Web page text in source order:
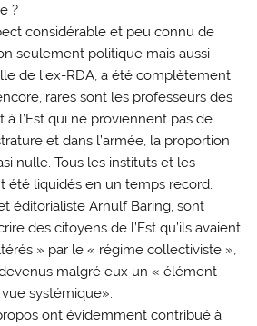
?
considérable et peu connu de
seulement politique mais aussi
de l’ex-RDA, a été complètement
rares sont les professeurs des
à l’Est qui ne proviennent pas de
et dans l’armée, la proportion
nulle. Tous les instituts et les
été liquidés en un temps record.
éditorialiste Arnulf Baring, sont
des citoyens de l’Est qu’ils avaient
» par le « régime collectiviste »,
malgré eux un « élément
systémique».
ont évidemment contribué à